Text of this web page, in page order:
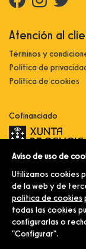
Atención al
Términos y
Política de
Política de cookies
Cofinanciado
Innovación, dixitalización
comercialización e
sector comercial e
Implantación e pulo da
dixital e modernización
comercial e artesanal
2021)
Aviso de uso de
Utilizamos cookies
de la web y de
política de cookies
todas las cookies
configurarlas o
"Configurar".